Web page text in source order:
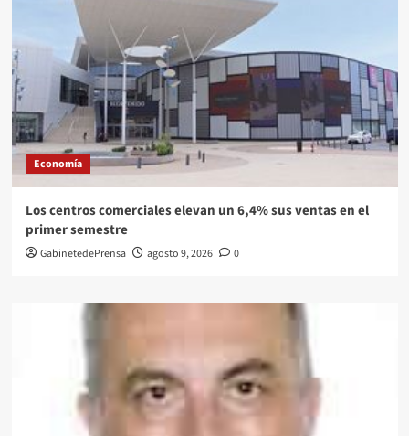
Economía
Los centros comerciales elevan un 6,4% sus ventas en el
primer semestre
GabinetedePrensa agosto 9, 2026 0